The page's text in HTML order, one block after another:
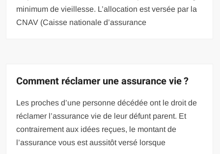
minimum de vieillesse. L’allocation est versée par la
CNAV (Caisse nationale d’assurance
Comment réclamer une assurance vie ?
Les proches d’une personne décédée ont le droit de
réclamer l’assurance vie de leur défunt parent. Et
contrairement aux idées reçues, le montant de
l’assurance vous est aussitôt versé lorsque